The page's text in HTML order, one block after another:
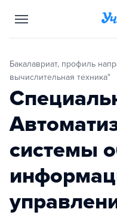
Бакалавриат, профиль направления "Информатика и
вычислительная техника"
системы